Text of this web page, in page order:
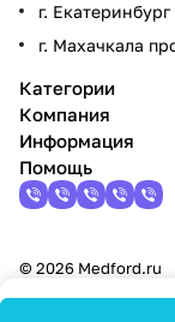
г.
г. Махачкала
Категории
Компания
Информация
Помощь
© 2026 Medford.ru